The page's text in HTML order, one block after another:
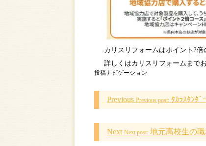
カリスリフォームはポイント2倍
詳しくはカリスリフォームまで
投稿ナビゲーション
Previous Previous post: ﾀｶﾗｽﾀﾝﾀ
Next Next post: 地元高校生の